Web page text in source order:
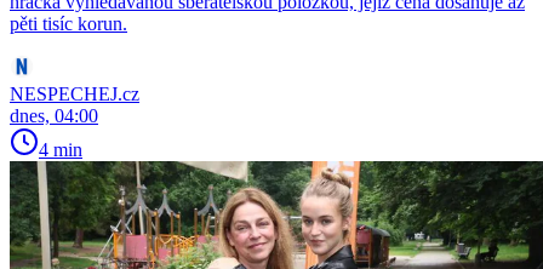
pěti tisíc korun.
NESPECHEJ.cz
dnes, 04:00
4 min